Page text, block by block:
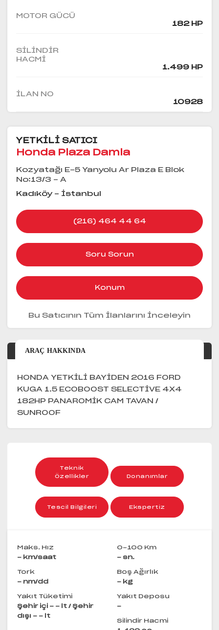
MOTOR GÜCÜ
182 HP
SILINDIR
HACMI
1.499 HP
İLAN NO
10928
YETKİLİ SATICI
Honda Plaza Damla
Kozyatağı E-5 Yanyolu Ar Plaza E Blok
No:13/3 - A
Kadıköy - İstanbul
(216) 464 44 64
Soru Sorun
Konum
Bu Satıcının Tüm İlanlarını İnceleyin
ARAÇ HAKKINDA
HONDA YETKİLİ BAYİDEN 2016 FORD
KUGA 1.5 ECOBOOST SELECTİVE 4X4
182HP PANAROMİK CAM TAVAN /
SUNROOF
Teknik
Özellikler
Donanımlar
Tescil Bilgileri Ekspertiz
Maks. Hız
- km/saat
0-100 Km
- sn.
Tork
- nm/dd
Boş Ağırlık
- kg
Yakıt Tüketimi
Şehir içi - - lt / Şehir
dışı - - lt
Yakıt Deposu
-
Silindir Hacmi